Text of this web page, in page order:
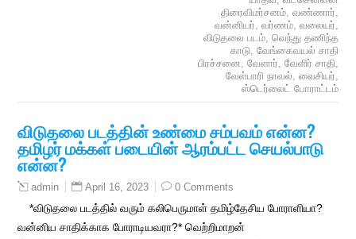
திரைவிமர்சனம், வண்ணார்,
வன்னியர், வர்ணம், வலையர்,
விடுதலை படம், வெந்து தணிந்த
காடு, வேங்கைவயல் சாதி
பிரச்சனை, வேளார், வேளிர் சாதி,
வேள்பாரி நாவல், வைசியர்,
ஸ்டெர்லைட் போராட்டம்
விடுதலை படத்தின் உண்மை சம்பவம் என்ன?
தமிழர் மக்கள் படையின் ஆரம்பட்ட செயல்பாடு
என்ன?
admin April 16, 2023 0 Comments
*விடுதலை படத்தில் வரும் கலிபெருமாள் தமிழ்தேசிய போராளியா?
வன்னிய சாதிக்காக போராடியவரா?* வெற்றிமாறன்